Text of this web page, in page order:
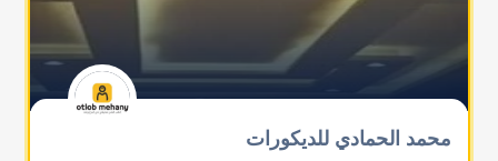
محمد الحمادي للديكورات